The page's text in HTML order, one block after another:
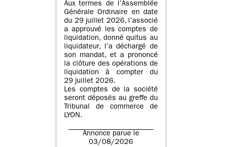
Aux termes de l’Assemblée
Générale Ordinaire en date
du 29 juillet 2026, l’associé
a approuvé les comptes de
liquidation, donné quitus au
liquidateur, l’a déchargé de
son mandat, et a prononcé
la clôture des opérations de
liquidation à compter du
29 juillet 2026.
Les comptes de la société
seront déposés au greffe du
Tribunal de commerce de
LYON.
Annonce parue le
03/08/2026